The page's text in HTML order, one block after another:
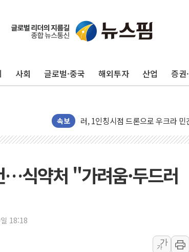
사회 글로벌·중국 해외투자 산업 증권
속보
뉴욕증시 개장 전 특징주...모더
김정관 장관 "영업이익 N% 성과
뉴욕증시 프리뷰, 미 주가선물 AI
금값 7주 만에 최고…美 고용 둔화
[인도증시] 중동 긴장 완화에 실적
[베트남 증시] 지수 하락 속 'DGC'
'월가의 황제' 다이먼 "금융시장
김정관 산업부 장관 "주 52시간 손
해군 1함대 창설 80주년…지역과
주한미군 "오산기지 누출, 백린 아
식약처 "가려움·두드러
18:18
가
가